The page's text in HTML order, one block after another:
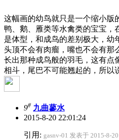
这幅画的幼鸟就只是一个缩小版
鸭、鹅、雁类等水禽类的宝宝，
是体型，和成鸟的差别极大，幼
头顶不会有肉瘤，嘴也不会有那
长出那种成鸟般的羽毛，这有点
相斗，尾巴不可能翘起的，所以
9# 九曲蓼水
2015-8-20 22:01:24
引用: gasnv-01 发表于 2015-8-